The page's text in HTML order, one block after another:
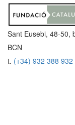
Sant Eusebi, 48-50,
BCN
t. (+34) 932 388 932